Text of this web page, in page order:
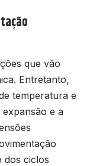
que vão
Entretanto,
temperatura e
e a
dos ciclos